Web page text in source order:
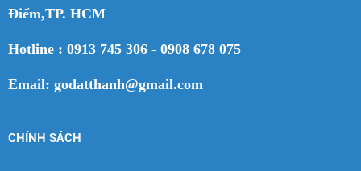
Điểm,TP. HCM
Hotline : 0913 745 306 - 0908 678 075
Email: godatthanh@gmail.com
CHÍNH SÁCH